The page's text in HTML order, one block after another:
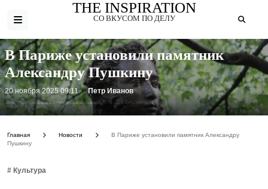
THE INSPIRATION
СО ВКУСОМ ПО ДЕЛУ
Фото: https://cdn.culture.ru/images/e40eb2ee-88f9-5301-aa72-4a3070499d78
В Париже установили памятник
Александру Пушкину
20 ноября 2025 09:11 Петр Иванов
Главная Новости
В Париже установили памятник Александру
Пушкину
# Культура